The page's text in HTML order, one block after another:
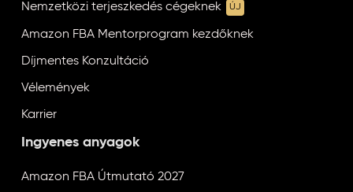
Nemzetközi terjeszkedés cégeknek ÚJ
Amazon FBA Mentorprogram kezdőknek
Díjmentes Konzultáció
Vélemények
Karrier
Ingyenes anyagok
Amazon FBA Útmutató 2027